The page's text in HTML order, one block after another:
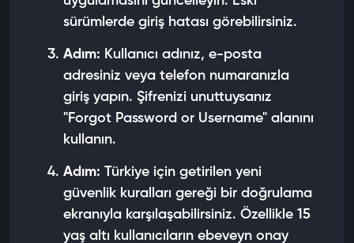
sürümlerde giriş hatası görebilirsiniz.
Adım: Kullanıcı adınız, e-posta
adresiniz veya telefon numaranızla
giriş yapın. Şifrenizi unuttuysanız
"Forgot Password or Username" alanını
kullanın.
Adım: Türkiye için getirilen yeni
güvenlik kuralları gereği bir doğrulama
ekranıyla karşılaşabilirsiniz. Özellikle 15
yaş altı kullanıcıların ebeveyn onay